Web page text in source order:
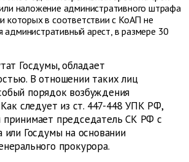
наложение административного штрафа
которых в соответствии с КоАП не
административный арест, в размере 30
Госдумы, обладает
В отношении таких лиц
порядок возбуждения
Как следует из ст. 447-448 УПК РФ,
председатель СК РФ с
или Госдумы на основании
прокурора.